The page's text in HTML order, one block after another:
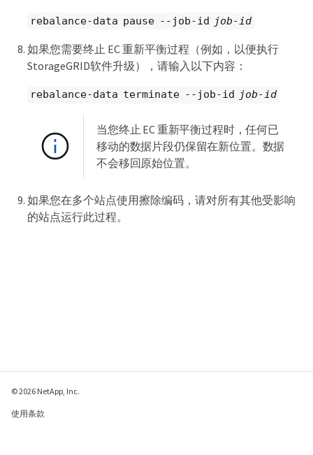
rebalance-data pause --job-id job-id
如果您需要终止 EC 重新平衡过程（例如，以便执行
StorageGRID软件升级），请输入以下内容：
rebalance-data terminate --job-id job-id
当您终止 EC 重新平衡过程时，任何已
移动的数据片段仍保留在新位置。数据
不会移回原始位置。
如果您在多个站点使用擦除编码，请对所有其他受影响
的站点运行此过程。
© 2026 NetApp, Inc.
使用条款